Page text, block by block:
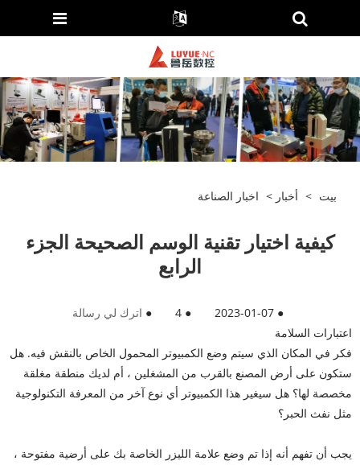
بيت > أخبار > اخبار الصناعة
كيفية اختيار تقنية الوسم الصحيحة الجزء
الرابع
●
2023-01-07
●
4
● اترك لي رسالة
اعتبارات السلامة
فكر في المكان الذي سيتم وضع الكمبيوتر المحمول الخاص بالنقش فيه. هل
ستكون على أرض المصنع بالقرب من المشغلين ، أم لديك منطقة مغلقة
مخصصة لها؟ هل سيغير هذا الكمبيوتر أي نوع آخر من المعرفة التكنولوجية
مثل نفث الحبر؟
يجب أن تفهم أنه إذا تم وضع علامة الليزر الخاصة بك على أرضية مفتوحة ،